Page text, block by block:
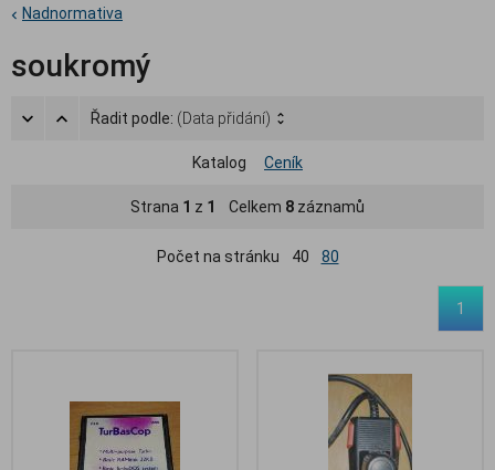
Nadnormativa
soukromý
Řadit podle: (Data přidání)
Katalog Ceník
Strana 1 z 1 Celkem 8 záznamů
Počet na stránku 40 80
1